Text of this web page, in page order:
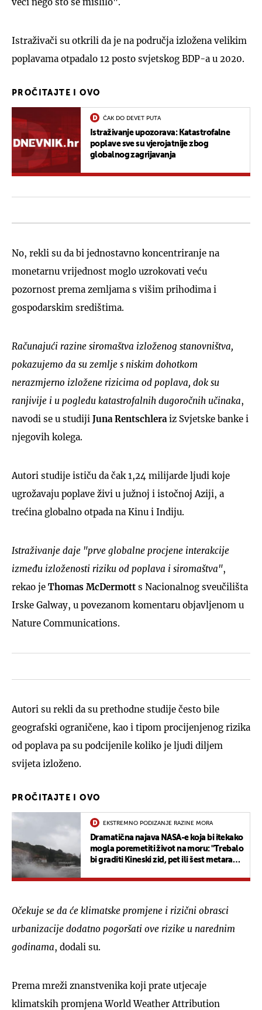
Istraživači su otkrili da je na područja izložena velikim
poplavama otpadalo 12 posto svjetskog BDP-a u 2020.
PROČITAJTE I OVO
ČAK DO DEVET PUTA
Istraživanje upozorava: Katastrofalne
poplave sve su vjerojatnije zbog
globalnog zagrijavanja
No, rekli su da bi jednostavno koncentriranje na
monetarnu vrijednost moglo uzrokovati veću
pozornost prema zemljama s višim prihodima i
gospodarskim središtima.
Računajući razine siromaštva izloženog stanovništva,
pokazujemo da su zemlje s niskim dohotkom
nerazmjerno izložene rizicima od poplava, dok su
ranjivije i u pogledu katastrofalnih dugoročnih učinaka,
navodi se u studiji Juna Rentschlera iz Svjetske banke i
njegovih kolega.
Autori studije ističu da čak 1,24 milijarde ljudi koje
ugrožavaju poplave živi u južnoj i istočnoj Aziji, a
trećina globalno otpada na Kinu i Indiju.
Istraživanje daje "prve globalne procjene interakcije
između izloženosti riziku od poplava i siromaštva",
rekao je Thomas McDermott s Nacionalnog sveučilišta
Irske Galway, u povezanom komentaru objavljenom u
Nature Communications.
Autori su rekli da su prethodne studije često bile
geografski ograničene, kao i tipom procijenjenog rizika
od poplava pa su podcijenile koliko je ljudi diljem
svijeta izloženo.
PROČITAJTE I OVO
EKSTREMNO PODIZANJE RAZINE MORA
Dramatična najava NASA-e koja bi itekako
mogla poremetiti život na moru: ''Trebalo
bi graditi Kineski zid, pet ili šest metara
Očekuje se da će klimatske promjene i rizični obrasci
urbanizacije dodatno pogoršati ove rizike u narednim
godinama, dodali su.
Prema mreži znanstvenika koji prate utjecaje
klimatskih promjena World Weather Attribution